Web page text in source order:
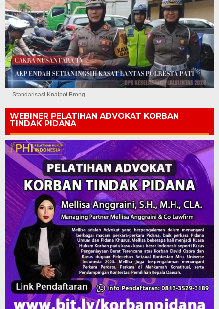
Standarisasi Knalpot Brong
WEBINER PELATIHAN ADVOKAT KORBAN
TINDAK PIDANA